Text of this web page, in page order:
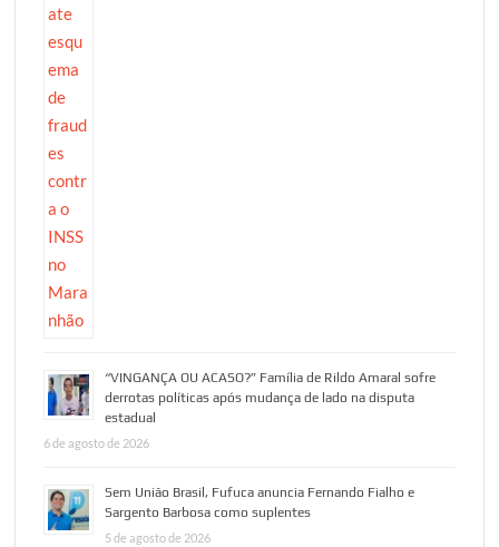
“VINGANÇA OU ACASO?” Família de Rildo Amaral sofre
derrotas políticas após mudança de lado na disputa
estadual
6 de agosto de 2026
Sem União Brasil, Fufuca anuncia Fernando Fialho e
Sargento Barbosa como suplentes
5 de agosto de 2026